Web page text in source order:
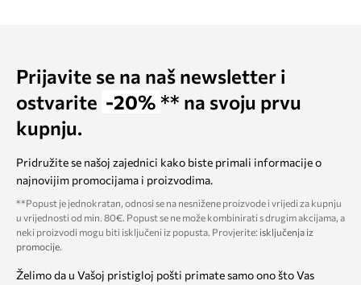
Prijavite se na naš newsletter i
ostvarite -20% ** na svoju prvu
kupnju.
Pridružite se našoj zajednici kako biste primali informacije o
najnovijim promocijama i proizvodima.
**Popust je jednokratan, odnosi se na nesnižene proizvode i vrijedi za kupnju
u vrijednosti od min. 80€. Popust se ne može kombinirati s drugim akcijama, a
neki proizvodi mogu biti isključeni iz popusta. Provjerite: isključenja iz
promocije.
Želimo da u Vašoj pristigloj pošti primate samo ono što Vas